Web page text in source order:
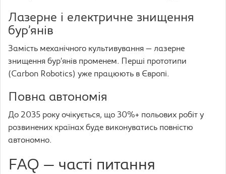
Лазерне і електричне знищення
бур’янів
Замість механічного культивування — лазерне
знищення бур’янів променем. Перші прототипи
(Carbon Robotics) уже працюють в Європі.
Повна автономія
До 2035 року очікується, що 30%+ польових робіт у
розвинених країнах буде виконуватись повністю
автономно.
FAQ — часті питання